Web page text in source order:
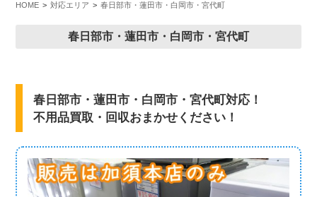
HOME 対応エリア 春日部市・蓮田市・白岡市・宮代町
春日部市・蓮田市・白岡市・宮代町
春日部市・蓮田市・白岡市・宮代町対応！
不用品買取・回収おまかせください！